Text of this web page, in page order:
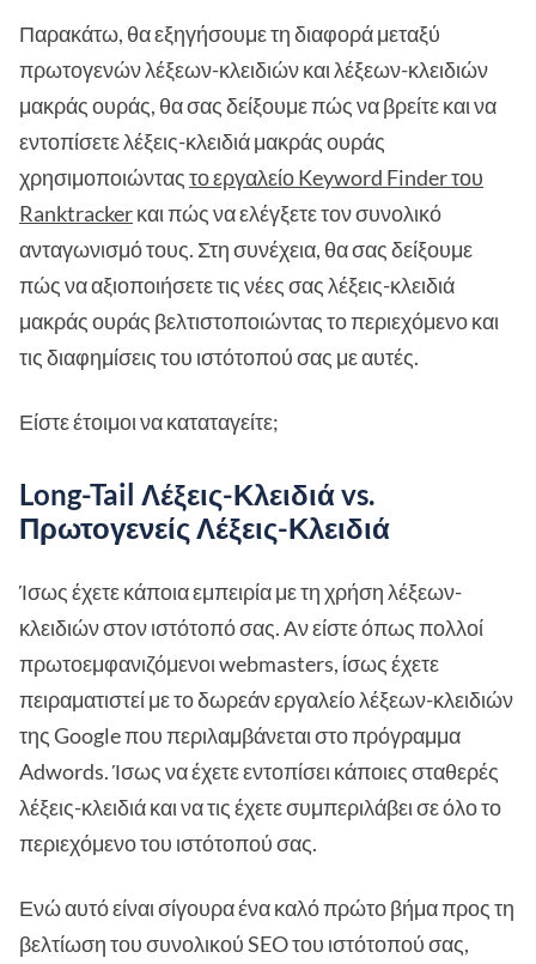
Παρακάτω, θα εξηγήσουμε τη διαφορά μεταξύ
πρωτογενών λέξεων-κλειδιών και λέξεων-κλειδιών
μακράς ουράς, θα σας δείξουμε πώς να βρείτε και να
εντοπίσετε λέξεις-κλειδιά μακράς ουράς
χρησιμοποιώνταςτο εργαλείο Keyword Finder του
Ranktrackerκαι πώς να ελέγξετε τον συνολικό
ανταγωνισμό τους. Στη συνέχεια, θα σας δείξουμε
πώς να αξιοποιήσετε τις νέες σας λέξεις-κλειδιά
μακράς ουράς βελτιστοποιώντας το περιεχόμενο και
τις διαφημίσεις του ιστότοπού σας με αυτές.
Είστε έτοιμοι να καταταγείτε;
Long-Tail Λέξεις-Κλειδιά vs.
Πρωτογενείς Λέξεις-Κλειδιά
Ίσως έχετε κάποια εμπειρία με τη χρήση λέξεων-
κλειδιών στον ιστότοπό σας. Αν είστε όπως πολλοί
πρωτοεμφανιζόμενοι webmasters, ίσως έχετε
πειραματιστεί με το δωρεάν εργαλείο λέξεων-κλειδιών
της Google που περιλαμβάνεται στο πρόγραμμα
Adwords. Ίσως να έχετε εντοπίσει κάποιες σταθερές
λέξεις-κλειδιά και να τις έχετε συμπεριλάβει σε όλο το
περιεχόμενο του ιστότοπού σας.
Ενώ αυτό είναι σίγουρα ένα καλό πρώτο βήμα προς τη
βελτίωση του συνολικού SEO του ιστότοπού σας,